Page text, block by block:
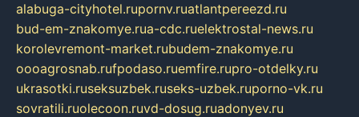
alabuga-cityhotel.rupornv.ruatlantpereezd.ru
bud-em-znakomye.rua-cdc.ruelektrostal-news.ru
korolevremont-market.rubudem-znakomye.ru
oooagrosnab.rufpodaso.ruemfire.rupro-otdelky.ru
ukrasotki.ruseksuzbek.ruseks-uzbek.ruporno-vk.ru
sovratili.ruolecoon.ruvd-dosug.ruadonyev.ru